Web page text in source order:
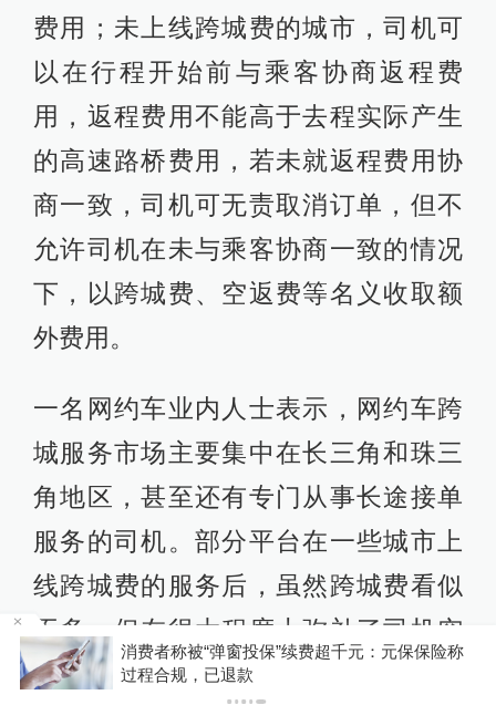
费用；未上线跨城费的城市，司机可
以在行程开始前与乘客协商返程费
用，返程费用不能高于去程实际产生
的高速路桥费用，若未就返程费用协
商一致，司机可无责取消订单，但不
允许司机在未与乘客协商一致的情况
下，以跨城费、空返费等名义收取额
外费用。
一名网约车业内人士表示，网约车跨
城服务市场主要集中在长三角和珠三
角地区，甚至还有专门从事长途接单
服务的司机。部分平台在一些城市上
线跨城费的服务后，虽然跨城费看似
不多，但在很大程度上弥补了司机空
驶回程的油耗和高速成本。
你有权知道更多
下载澎湃新闻客户端